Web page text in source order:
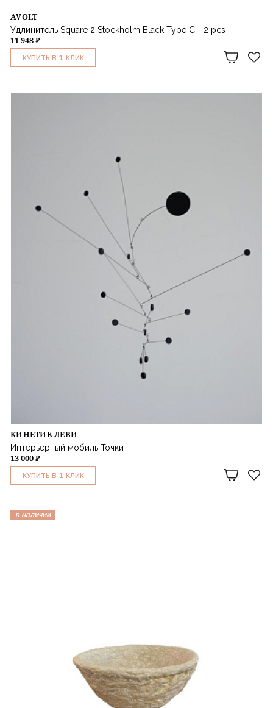
AVOLT
Удлинитель Square 2 Stockholm Black Type C - 2 pcs
11 948 ₽
КУПИТЬ В 1 КЛИК
КИНЕТИК ЛЕВИ
Интерьерный мобиль Точки
13 000 ₽
КУПИТЬ В 1 КЛИК
в наличии